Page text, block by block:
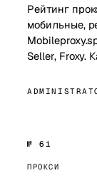
Рейтинг
мобильные,
Seller, Froxy.
№ 61
ПРОКСИ